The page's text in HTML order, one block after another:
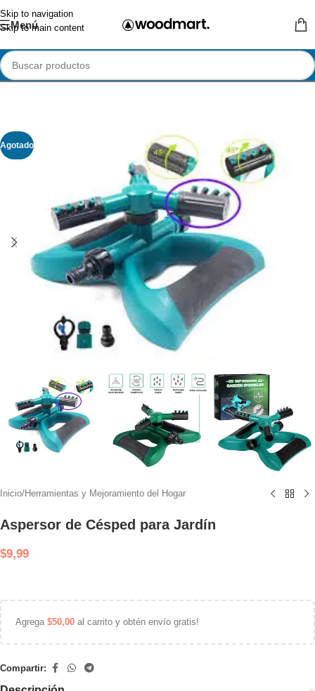
Skip to navigation
Skip to main content
Menú
Agotado
Inicio/Herramientas y Mejoramiento del Hogar
Aspersor de Césped para Jardín
$9,99
Agrega $50,00 al carrito y obtén envío gratis!
Compartir: